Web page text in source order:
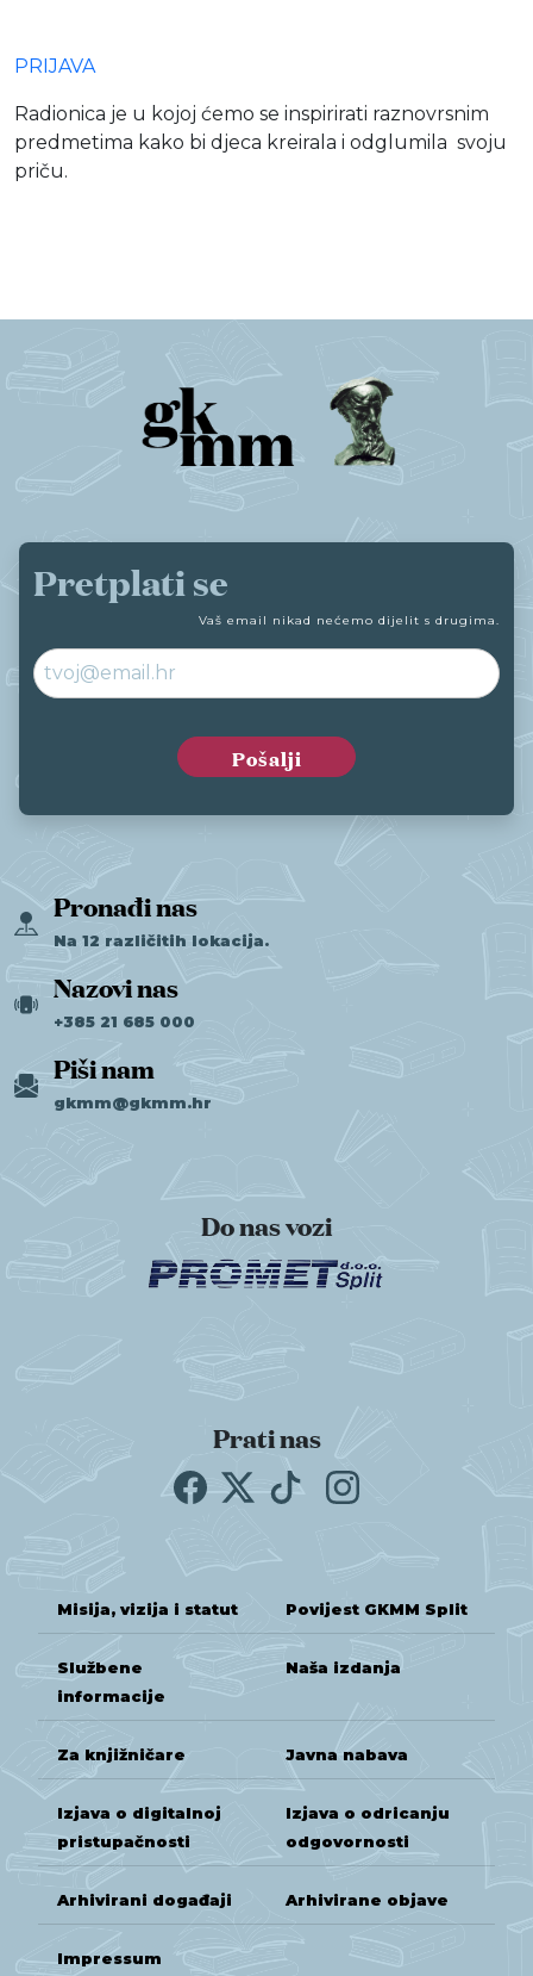
PRIJAVA
Radionica je u kojoj ćemo se inspirirati raznovrsnim
predmetima kako bi djeca kreirala i odglumila svoju
priču.
Pretplati se
Vaš email nikad nećemo dijelit s drugima.
Pronađi nas
Na 12 različitih lokacija.
Nazovi nas
+385 21 685 000
Piši nam
gkmm@gkmm.hr
Do nas vozi
Prati nas
Misija, vizija i statut Povijest GKMM Split
Službene
informacije
Naša izdanja
Za knjižničare Javna nabava
Izjava o digitalnoj
pristupačnosti
Izjava o odricanju
odgovornosti
Arhivirani događaji Arhivirane objave
Impressum